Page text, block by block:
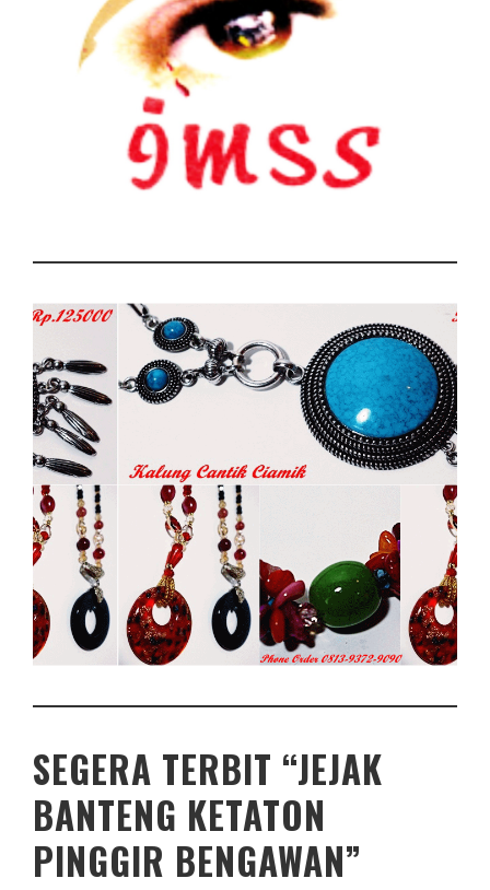
SEGERA TERBIT “JEJAK
BANTENG KETATON
PINGGIR BENGAWAN”